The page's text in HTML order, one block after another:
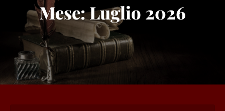
Mese:Luglio 2026